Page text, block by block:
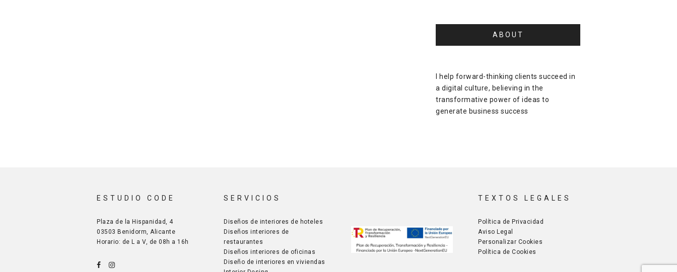
ABOUT
I help forward-thinking clients succeed in
a digital culture, believing in the
transformative power of ideas to
generate business success
ESTUDIO CODE
Plaza de la Hispanidad, 4
03503 Benidorm, Alicante
Horario: de L a V, de 08h a 16h
SERVICIOS
Diseños de interiores de hoteles
Diseños interiores de
restaurantes
Diseños interiores de oficinas
Diseño de interiores en viviendas
TEXTOS LEGALES
Política de Privacidad
Aviso Legal
Personalizar Cookies
Política de Cookies